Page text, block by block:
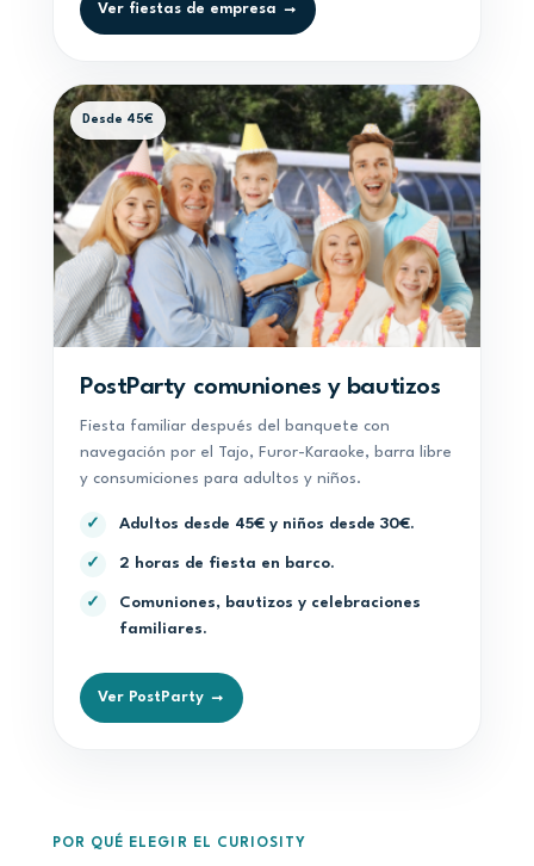
Ver fiestas de empresa →
Desde 45€
PostParty comuniones y bautizos
Fiesta familiar después del banquete con
navegación por el Tajo, Furor-Karaoke, barra libre
y consumiciones para adultos y niños.
✓ Adultos desde 45€ y niños desde 30€.
✓ 2 horas de fiesta en barco.
✓
Comuniones, bautizos y celebraciones
familiares.
Ver PostParty →
POR QUÉ ELEGIR EL CURIOSITY